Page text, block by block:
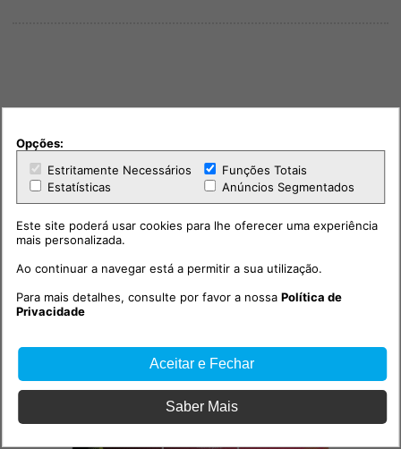
Outras notícias
Opções:
Estritamente Necessários
Funções Totais
Estatísticas
Anúncios Segmentados
Este site poderá usar cookies para lhe oferecer uma experiência
mais personalizada.
Ao continuar a navegar está a permitir a sua utilização.
Para mais detalhes, consulte por favor a nossaPolítica de
Privacidade
Aceitar e Fechar
Saber Mais